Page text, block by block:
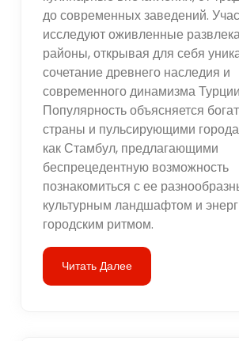
до современных заведений.
исследуют оживленные
районы, открывая для себя
сочетание древнего наследия и
современного динамизма
Популярность объясняется
страны и пульсирующими
как Стамбул, предлагающими
беспрецедентную возможность
познакомиться с ее
культурным ландшафтом и
городским ритмом.
Читать Далее